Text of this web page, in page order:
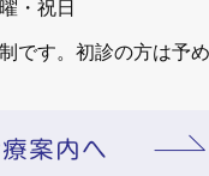
・祝日
です。初診の方は予